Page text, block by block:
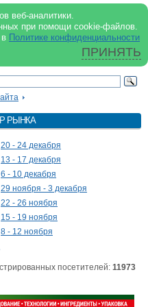
веб-аналитики.
при помощи cookie-файлов.
Политике конфиденциальности
ПРИНЯТЬ
О портале
Реклама в журнале
РЫНКА
20 - 24 декабря
13 - 17 декабря
6 - 10 декабря
29 ноября - 3 декабря
22 - 26 ноября
15 - 19 ноября
8 - 12 ноября
посетителей: 11973